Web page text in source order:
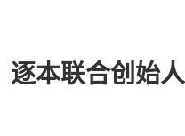
逐本联合创始